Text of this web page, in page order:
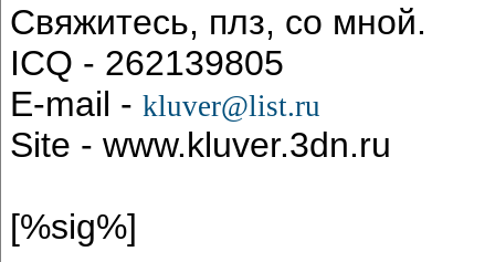
Свяжитесь, плз, со мной.
ICQ - 262139805
E-mail - kluver@list.ru
Site - www.kluver.3dn.ru
[%sig%]